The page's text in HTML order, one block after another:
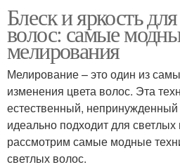
Блеск и яркость
волос: самые
мелирования
Мелирование – это один из
изменения цвета волос. Эта
естественный,
идеально подходит для
рассмотрим самые модные
светлых волос.